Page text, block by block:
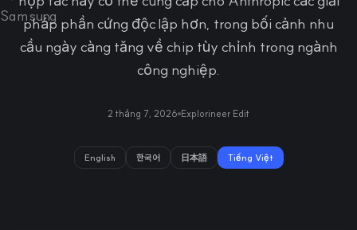
pháp phần cứng độc lập hơn, trong bối cảnh nhu
cầu ngày càng tăng về chip tùy chỉnh trong ngành
công nghiệp.
2 tháng 7, 2026 Explorineer Edit
English 한국어 日本語 Tiếng Việt